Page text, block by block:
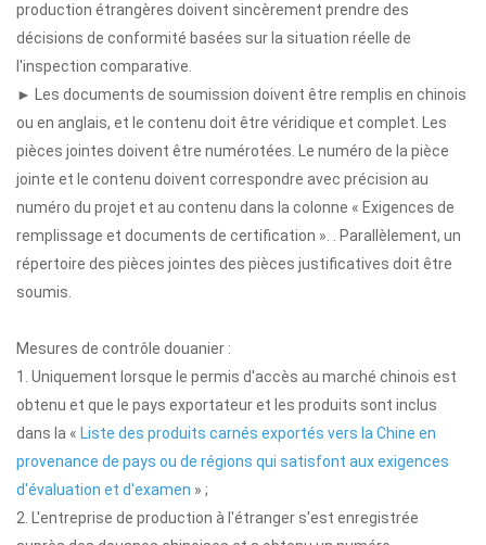
production étrangères doivent sincèrement prendre des
décisions de conformité basées sur la situation réelle de
l'inspection comparative.
► Les documents de soumission doivent être remplis en chinois
ou en anglais, et le contenu doit être véridique et complet. Les
pièces jointes doivent être numérotées. Le numéro de la pièce
jointe et le contenu doivent correspondre avec précision au
numéro du projet et au contenu dans la colonne « Exigences de
remplissage et documents de certification ». . Parallèlement, un
répertoire des pièces jointes des pièces justificatives doit être
soumis.
Mesures de contrôle douanier :
1. Uniquement lorsque le permis d'accès au marché chinois est
obtenu et que le pays exportateur et les produits sont inclus
dans la « Liste des produits carnés exportés vers la Chine en
provenance de pays ou de régions qui satisfont aux exigences
d'évaluation et d'examen » ;
2. L'entreprise de production à l'étranger s'est enregistrée